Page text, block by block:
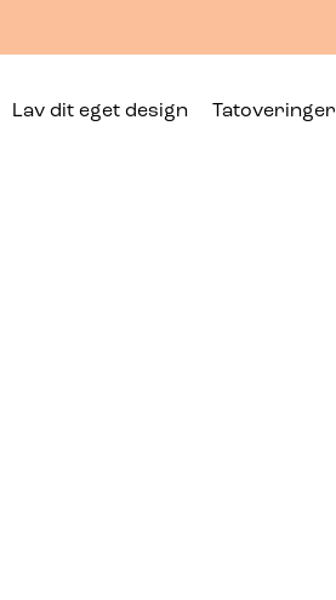
Lav dit eget design Tatoveringer